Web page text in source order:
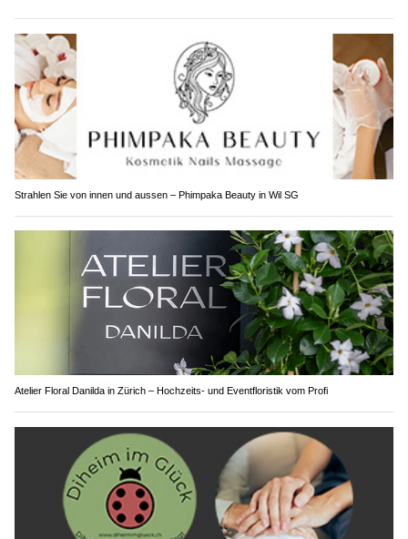
Strahlen Sie von innen und aussen – Phimpaka Beauty in Wil SG
Atelier Floral Danilda in Zürich – Hochzeits- und Eventfloristik vom Profi